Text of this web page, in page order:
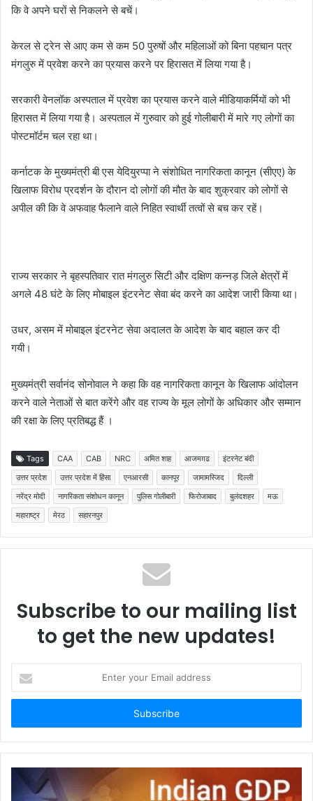
कि वे अपने घरों से निकलने से बचें।
केरल से ट्रेन से आए कम से कम 50 पुरुषों और महिलाओं को बिना पहचान पत्र
मंगलुरु में प्रवेश करने का प्रयास करने पर हिरासत में लिया गया है।
सरकारी वेनलॉक अस्पताल में प्रवेश का प्रयास करने वाले मीडियाकर्मियों को भी
हिरासत में लिया गया है। अस्पताल में गुरुवार को हुई गोलीबारी में मारे गए लोगों का
पोस्टमॉर्टम चल रहा था।
कर्नाटक के मुख्यमंत्री बी एस येदियुरप्पा ने संशोधित नागरिकता कानून (सीएए) के
खिलाफ विरोध प्रदर्शन के दौरान दो लोगों की मौत के बाद शुक्रवार को लोगों से
अपील की कि वे अफवाह फैलाने वाले निहित स्वार्थी तत्वों से बच कर रहें।
राज्य सरकार ने बृहस्पतिवार रात मंगलुरु सिटी और दक्षिण कन्नड़ जिले क्षेत्रों में
अगले 48 घंटे के लिए मोबाइल इंटरनेट सेवा बंद करने का आदेश जारी किया था।
उधर, असम में मोबाइल इंटरनेट सेवा अदालत के आदेश के बाद बहाल कर दी
गयी।
मुख्यमंत्री सर्वानंद सोनोवाल ने कहा कि वह नागरिकता कानून के खिलाफ आंदोलन
करने वाले नेताओं से बात करेंगे और वह राज्य के मूल लोगों के अधिकार और सम्मान
की रक्षा के लिए प्रतिबद्ध हैं ।
Tags CAA CAB NRC अमित शाह आजमग़ढ
इंटरनेट बंदी
उत्तर प्रदेश
उत्तर प्रदेश में हिंसा एनआरसी कानपूर जामामस्जिद
दिल्ली
नरेंद्र मोदी
नागरिकता संशोधन कानून पुलिस गोलीबारी फिरोजाबाद बुलंदशहर
मऊ
महाराष्ट्र
मेरठ सहारनपुर
Subscribe to our mailing list
to get the new updates!
your
Email